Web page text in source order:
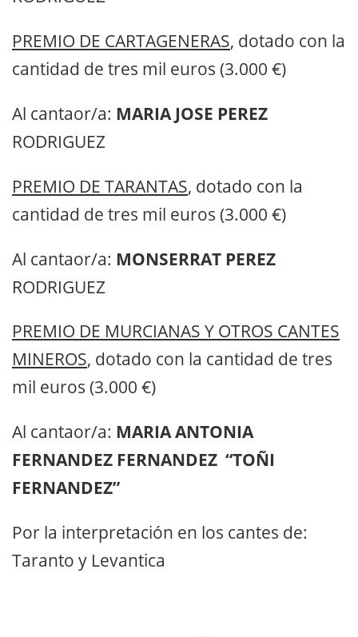
PREMIO DE CARTAGENERAS, dotado con la
cantidad de tres mil euros (3.000 €)
Al cantaor/a: MARIA JOSE PEREZ
RODRIGUEZ
PREMIO DE TARANTAS, dotado con la
cantidad de tres mil euros (3.000 €)
Al cantaor/a: MONSERRAT PEREZ
RODRIGUEZ
PREMIO DE MURCIANAS Y OTROS CANTES
MINEROS, dotado con la cantidad de tres
mil euros (3.000 €)
Al cantaor/a: MARIA ANTONIA
FERNANDEZ FERNANDEZ “TOÑI
FERNANDEZ”
Por la interpretación en los cantes de:
Taranto y Levantica